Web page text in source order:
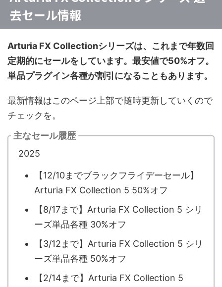
去セール情報
Arturia FX Collectionシリーズは、これまで年数回
定期的にセールをしています。最安値で50%オフ。
単品プラグイン各種が割引になることもあります。
最新情報はこのページ上部で随時更新していくので
チェックを。
主なセール履歴
2025
【12/10までブラックフライデーセール】
Arturia FX Collection 5 50%オフ
【8/17まで】Arturia FX Collection 5 シリ
ーズ単品各種 30%オフ
【3/12まで】Arturia FX Collection 5 シリ
ーズ単品各種 50%オフ
【2/14まで】Arturia FX Collection 5